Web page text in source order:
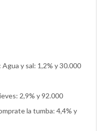
y sal: 1,2% y 30.000
2,9% y 92.000
la tumba: 4,4% y